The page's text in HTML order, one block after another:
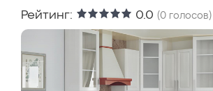
Рейтинг: 0.0 (0 голосов)